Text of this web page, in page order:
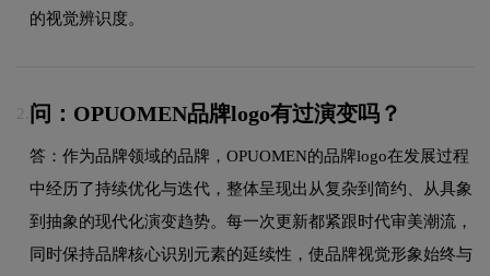
的视觉辨识度。
2. 问：OPUOMEN品牌logo有过演变吗？
答：作为品牌领域的品牌，OPUOMEN的品牌logo在发展过程
中经历了持续优化与迭代，整体呈现出从复杂到简约、从具象
到抽象的现代化演变趋势。每一次更新都紧跟时代审美潮流，
同时保持品牌核心识别元素的延续性，使品牌视觉形象始终与